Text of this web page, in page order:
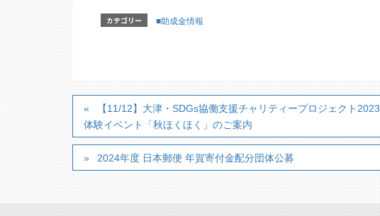
カテゴリー ■助成金情報
【11/12】大津・SDGs協働支援チャリティープロジェクト2023
体験イベント「秋ほくほく」のご案内
2024年度 日本郵便 年賀寄付金配分団体公募